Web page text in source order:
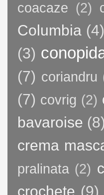
coacaze (2)
Columbia (4)
(3)
(7) coriandru
(7) covrig (2)
bavaroise (8)
crema
pralinata (2)
crochete (9)